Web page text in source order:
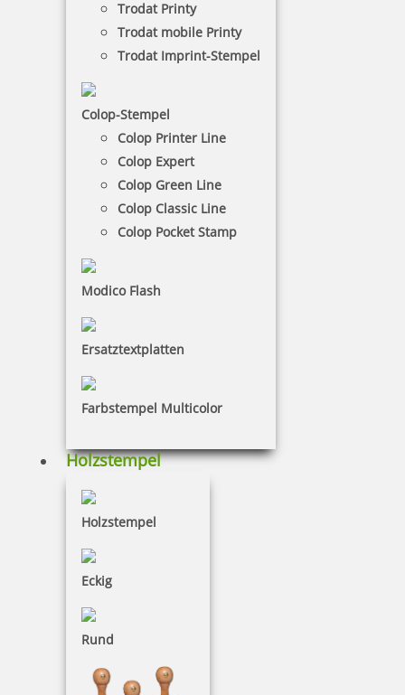
Trodat Printy
Trodat mobile Printy
Trodat Imprint-Stempel
Colop-Stempel
Colop Printer Line
Colop Expert
Colop Green Line
Colop Classic Line
Colop Pocket Stamp
Modico Flash
Ersatztextplatten
Farbstempel Multicolor
Holzstempel
Holzstempel
Eckig
Rund
NACH WUNSCHSTEMPEL FILTERN
€+
REINER PAGINIERSTEMPEL -
Numeroteure mit Text